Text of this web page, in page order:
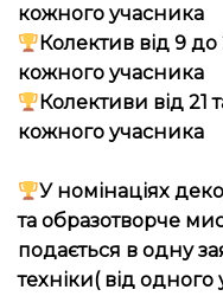
кожного учасника
Колектив від 9 до
кожного учасника
Колективи від 21
кожного учасника
У номінаціях
та образотворче
подається в одну
техніки( від одного